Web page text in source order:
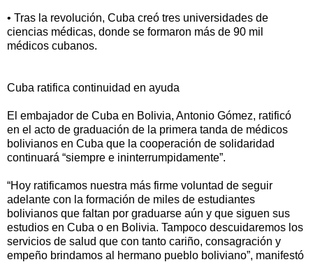
• Tras la revolución, Cuba creó tres universidades de
ciencias médicas, donde se formaron más de 90 mil
médicos cubanos.
Cuba ratifica continuidad en ayuda
El embajador de Cuba en Bolivia, Antonio Gómez, ratificó
en el acto de graduación de la primera tanda de médicos
bolivianos en Cuba que la cooperación de solidaridad
continuará “siempre e ininterrumpidamente”.
“Hoy ratificamos nuestra más firme voluntad de seguir
adelante con la formación de miles de estudiantes
bolivianos que faltan por graduarse aún y que siguen sus
estudios en Cuba o en Bolivia. Tampoco descuidaremos los
servicios de salud que con tanto cariño, consagración y
empeño brindamos al hermano pueblo boliviano”, manifestó